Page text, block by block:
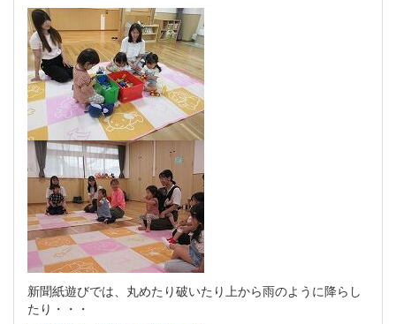
新聞紙遊びでは、丸めたり破いたり上から雨のように降らし
たり・・・